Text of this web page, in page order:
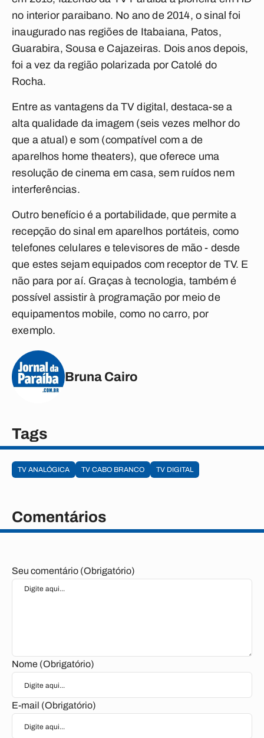
no interior paraibano. No ano de 2014, o sinal foi
inaugurado nas regiões de Itabaiana, Patos,
Guarabira, Sousa e Cajazeiras. Dois anos depois,
foi a vez da região polarizada por Catolé do
Rocha.
Entre as vantagens da TV digital, destaca-se a
alta qualidade da imagem (seis vezes melhor do
que a atual) e som (compatível com a de
aparelhos home theaters), que oferece uma
resolução de cinema em casa, sem ruídos nem
interferências.
Outro benefício é a portabilidade, que permite a
recepção do sinal em aparelhos portáteis, como
telefones celulares e televisores de mão - desde
que estes sejam equipados com receptor de TV. E
não para por aí. Graças à tecnologia, também é
possível assistir à programação por meio de
equipamentos mobile, como no carro, por
exemplo.
Bruna Cairo
Tags
TV ANALÓGICA TV CABO BRANCO TV DIGITAL
Comentários
Seu comentário (Obrigatório)
Nome (Obrigatório)
E-mail (Obrigatório)